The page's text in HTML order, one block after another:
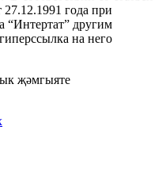
года при
“Интертат” другим
на него
җәмгыяте